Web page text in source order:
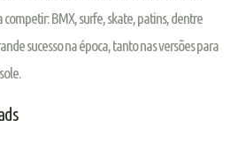
BMX, surfe, skate, patins, dentre
sucesso na época, tanto nas versões para